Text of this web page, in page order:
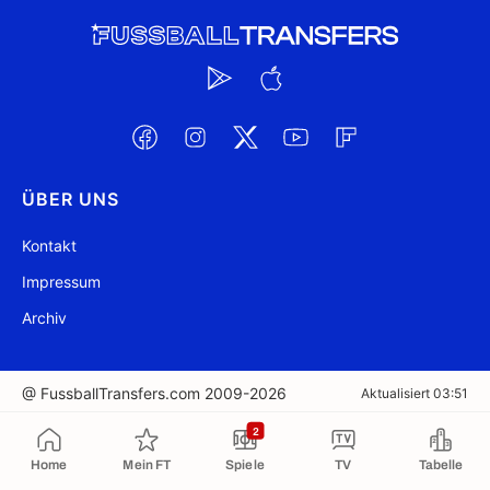
Home Mein FT Spiele
2
TV Tabelle
ÜBER UNS
Kontakt
Impressum
Archiv
@ FussballTransfers.com 2009-2026 Aktualisiert 03:51
In die Zwischenablage kopiert